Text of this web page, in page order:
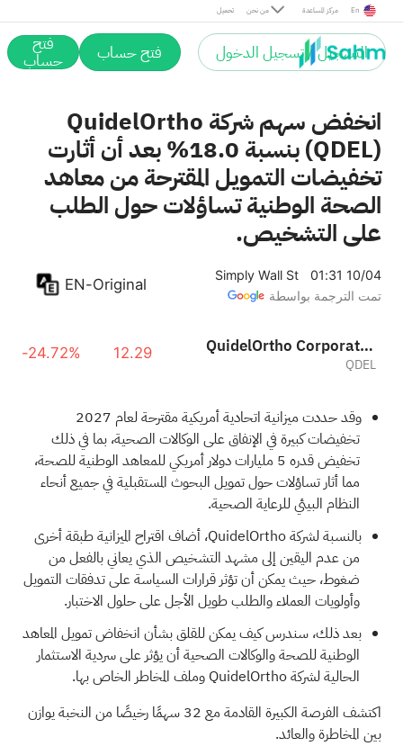
تحميل من نحن مركز المساعدة En
التسجيل / تسجيل الدخول فتح حساب فتح
حساب
انخفض سهم شركة QuidelOrtho
(QDEL) بنسبة 18.0% بعد أن أثارت
تخفيضات التمويل المقترحة من معاهد
الصحة الوطنية تساؤلات حول الطلب
على التشخيص.
Simply Wall St
01:31 10/04
تمت الترجمة بواسطة
EN-Original
QuidelOrtho Corporation
QDEL
12.29
-24.72%
وقد حددت ميزانية اتحادية أمريكية مقترحة لعام 2027
تخفيضات كبيرة في الإنفاق على الوكالات الصحية، بما في ذلك
تخفيض قدره 5 مليارات دولار أمريكي للمعاهد الوطنية للصحة،
مما أثار تساؤلات حول تمويل البحوث المستقبلية في جميع أنحاء
النظام البيئي للرعاية الصحية.
بالنسبة لشركة QuidelOrtho، أضاف اقتراح الميزانية طبقة أخرى
من عدم اليقين إلى مشهد التشخيص الذي يعاني بالفعل من
ضغوط، حيث يمكن أن تؤثر قرارات السياسة على تدفقات التمويل
وأولويات العملاء والطلب طويل الأجل على حلول الاختبار.
بعد ذلك، سندرس كيف يمكن للقلق بشأن انخفاض تمويل المعاهد
الوطنية للصحة والوكالات الصحية أن يؤثر على سردية الاستثمار
الحالية لشركة QuidelOrtho وملف المخاطر الخاص بها.
اكتشف الفرصة الكبيرة القادمة مع 32 سهمًا رخيصًا من النخبة
يوازن
بين المخاطرة والعائد.